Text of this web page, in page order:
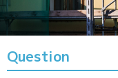
Question